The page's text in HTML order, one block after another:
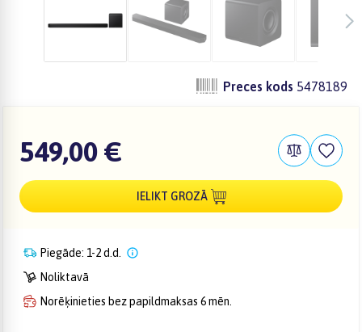
Preces kods 5478189
549,00 €
IELIKT GROZĀ
Piegāde: 1-2 d.d.
Noliktavā
Norēķinieties bez papildmaksas 6 mēn.